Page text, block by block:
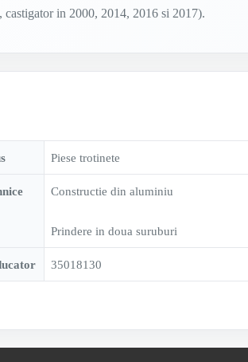
in 2000, 2014, 2016 si 2017).
Piese trotinete
Constructie din aluminiu
Prindere in doua suruburi
35018130